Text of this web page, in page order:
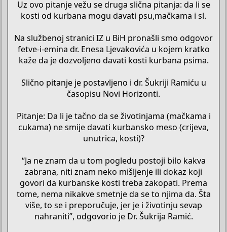
Uz ovo pitanje vežu se druga slična pitanja: da li se
kosti od kurbana mogu davati psu,mačkama i sl.
Na službenoj stranici IZ u BiH pronašli smo odgovor
fetve-i-emina dr. Enesa Ljevakovića u kojem kratko
kaže da je dozvoljeno davati kosti kurbana psima.
Slično pitanje je postavljeno i dr. Šukriji Ramiću u
časopisu Novi Horizonti.
Pitanje: Da li je tačno da se životinjama (mačkama i
cukama) ne smije davati kurbansko meso (crijeva,
unutrica, kosti)?
“Ja ne znam da u tom pogledu postoji bilo kakva
zabrana, niti znam neko mišljenje ili dokaz koji
govori da kurbanske kosti treba zakopati. Prema
tome, nema nikakve smetnje da se to njima da. Šta
više, to se i preporučuje, jer je i životinju sevap
nahraniti”, odgovorio je Dr. Šukrija Ramić.